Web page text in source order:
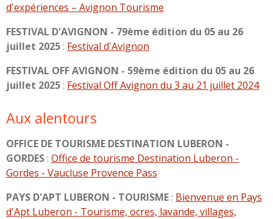
d'expériences – Avignon Tourisme
FESTIVAL D'AVIGNON - 79ème édition du 05 au 26
juillet 2025: Festival d'Avignon
FESTIVAL OFF AVIGNON - 59ème édition du 05 au 26
juillet 2025: Festival Off Avignon du 3 au 21 juillet 2024
Aux alentours
OFFICE DE TOURISME DESTINATION LUBERON -
GORDES: Office de tourisme Destination Luberon -
Gordes - Vaucluse Provence Pass
PAYS D'APT LUBERON - TOURISME: Bienvenue en Pays
d'Apt Luberon - Tourisme, ocres, lavande, villages,